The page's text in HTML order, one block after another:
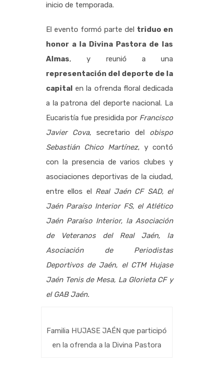
inicio de temporada.
El evento formó parte del triduo en
honor a la Divina Pastora de las
Almas, y reunió a una
representación del deporte de la
capital en la ofrenda floral dedicada
a la patrona del deporte nacional. La
Eucaristía fue presidida por Francisco
Javier Cova, secretario del obispo
Sebastián Chico Martínez, y contó
con la presencia de varios clubes y
asociaciones deportivas de la ciudad,
entre ellos el Real Jaén CF SAD, el
Jaén Paraíso Interior FS, el Atlético
Jaén Paraíso Interior, la Asociación
de Veteranos del Real Jaén, la
Asociación de Periodistas
Deportivos de Jaén, el CTM Hujase
Jaén Tenis de Mesa, La Glorieta CF y
el GAB Jaén.
Familia HUJASE JAÉN que participó
en la ofrenda a la Divina Pastora